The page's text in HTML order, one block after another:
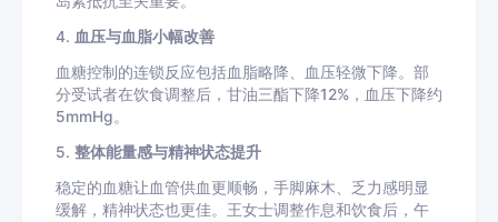
4. 血压与血脂小幅改善
血糖控制的连锁反应包括血脂略降、血压轻微下降。部
分受试者在饮食调整后，甘油三酯下降12%，血压下降约
5mmHg。
5. 整体能量感与精神状态提升
稳定的血糖让血管供血更顺畅，手脚麻木、乏力感明显
缓解，精神状态也更佳。王女士调整作息和饮食后，午